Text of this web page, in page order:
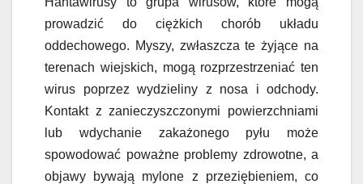
prowadzić do ciężkich chorób układu
oddechowego. Myszy, zwłaszcza te żyjące na
terenach wiejskich, mogą rozprzestrzeniać ten
wirus poprzez wydzieliny z nosa i odchody.
Kontakt z zanieczyszczonymi powierzchniami
lub wdychanie zakażonego pyłu może
spowodować poważne problemy zdrowotne, a
objawy bywają mylone z przeziębieniem, co